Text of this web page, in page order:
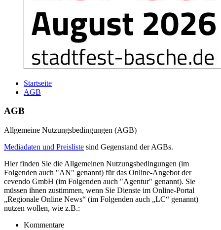
Startseite
AGB
AGB
Allgemeine Nutzungsbedingungen (AGB)
Mediadaten und Preisliste sind Gegenstand der AGBs.
Hier finden Sie die Allgemeinen Nutzungsbedingungen (im
Folgenden auch "AN" genannt) für das Online-Angebot der
cevendo GmbH (im Folgenden auch "Agentur" genannt). Sie
müssen ihnen zustimmen, wenn Sie Dienste im Online-Portal
„Regionale Online News“ (im Folgenden auch „LC“ genannt)
nutzen wollen, wie z.B.:
Kommentare